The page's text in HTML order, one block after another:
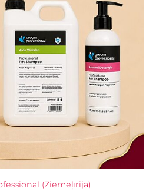
(Ziemeļīrija)